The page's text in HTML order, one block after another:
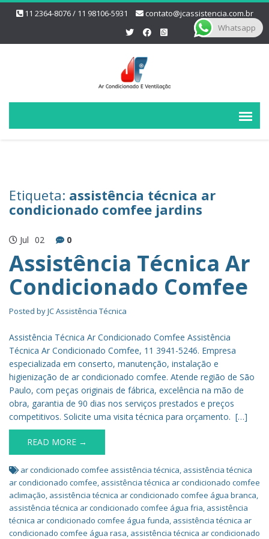
11 2364-8076 / 11 98106-5931 contato@jcassistencia.com.br
Etiqueta: assistência técnica ar
condicionado comfee jardins
Jul 02 0
Assistência Técnica Ar
Condicionado Comfee
Posted byJC Assistência Técnica
Assistência Técnica Ar Condicionado Comfee Assistência
Técnica Ar Condicionado Comfee, 11 3941-5246. Empresa
especializada em conserto, manutenção, instalação e
higienização de ar condicionado comfee. Atende região de São
Paulo, com peças originais de fábrica, excelência na mão de
obra, garantia de 90 dias nos serviços prestados e preços
competitivos. Solicite uma visita técnica para orçamento. […]
READ MORE →
ar condicionado comfee assistência técnica, assistência técnica
ar condicionado comfee, assistência técnica ar condicionado comfee
aclimação, assistência técnica ar condicionado comfee água branca,
assistência técnica ar condicionado comfee água fria, assistência
técnica ar condicionado comfee água funda, assistência técnica ar
condicionado comfee água rasa, assistência técnica ar condicionado
Whatsapp